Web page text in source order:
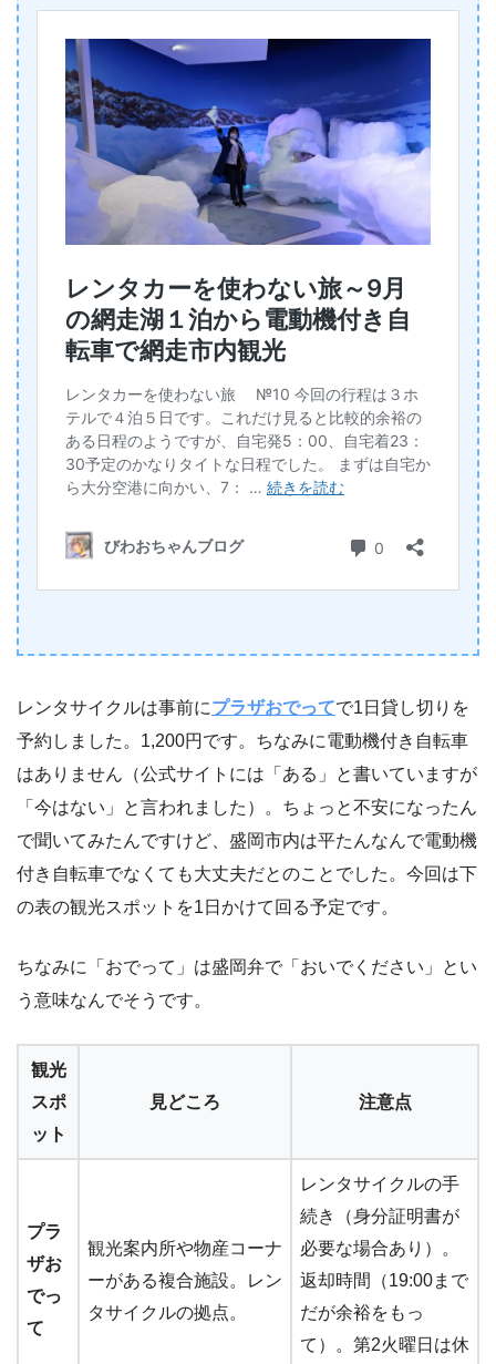
レンタサイクルは事前にプラザおでってで1日貸し切りを
予約しました。1,200円です。ちなみに電動機付き自転車
はありません（公式サイトには「ある」と書いていますが
「今はない」と言われました）。ちょっと不安になったん
で聞いてみたんですけど、盛岡市内は平たんなんで電動機
付き自転車でなくても大丈夫だとのことでした。今回は下
の表の観光スポットを1日かけて回る予定です。
ちなみに「おでって」は盛岡弁で「おいでください」とい
う意味なんでそうです。
観光
スポ
ット
見どころ 注意点
プラ
ザお
でっ
て
観光案内所や物産コーナ
ーがある複合施設。レン
タサイクルの拠点。
レンタサイクルの手
続き（身分証明書が
必要な場合あり）。
返却時間（19:00まで
だが余裕をもっ
て）。第2火曜日は休